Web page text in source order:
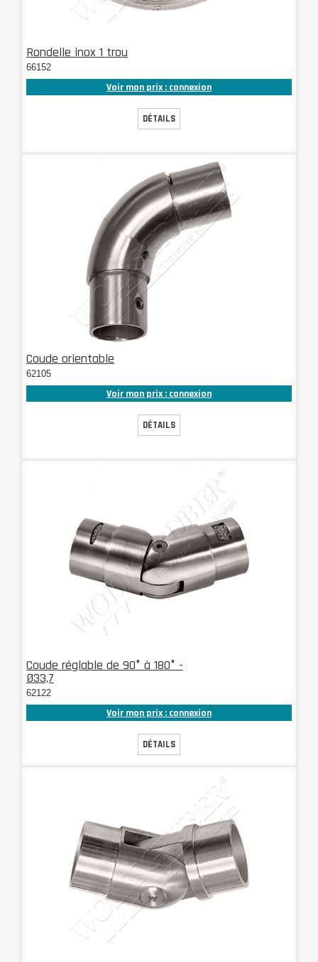
Rondelle inox 1 trou
66152
Voir mon prix : connexion
DÉTAILS
Coude orientable
62105
Voir mon prix : connexion
DÉTAILS
Coude réglable de 90° à 180° -
Ø33,7
62122
Voir mon prix : connexion
DÉTAILS